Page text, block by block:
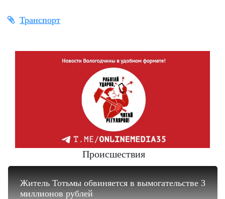
Транспорт
Происшествия
Житель Тотьмы обвиняется в вымогательстве 3
миллионов рублей